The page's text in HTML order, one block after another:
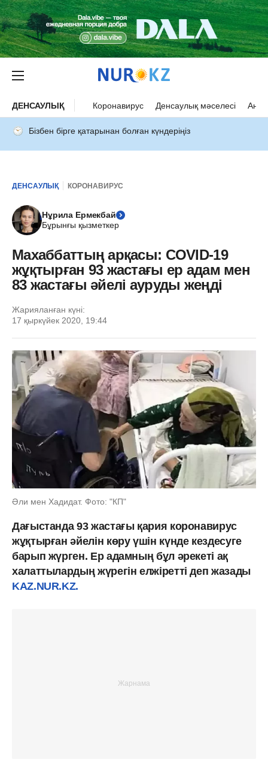
ДЕНСАУЛЫҚ Коронавирус Денсаулық мәселесі Ана
Бізбен бірге қатарынан болған күндеріңіз
ДЕНСАУЛЫҚ КОРОНАВИРУС
Нұрила Ермекбай
Бұрынғы қызметкер
Махаббаттың арқасы: COVID-19
жұқтырған 93 жастағы ер адам мен
83 жастағы әйелі ауруды жеңді
Жарияланған күні:
17 қыркүйек 2020, 19:44
Әли мен Хадидат. Фото: "КП"
Дағыстанда 93 жастағы қария коронавирус
жұқтырған әйелін көру үшін күнде кездесуге
барып жүрген. Ер адамның бұл әрекеті ақ
халаттылардың жүрегін елжіретті деп жазады
KAZ.NUR.KZ.